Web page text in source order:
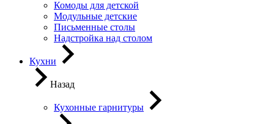
Комоды для детской
Модульные детские
Письменные столы
Надстройка над столом
Кухни
Назад
Кухонные гарнитуры